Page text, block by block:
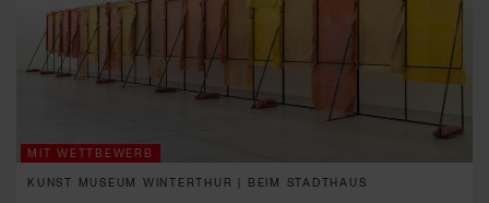
MIT WETTBEWERB
KUNST MUSEUM WINTERTHUR | BEIM STADTHAUS